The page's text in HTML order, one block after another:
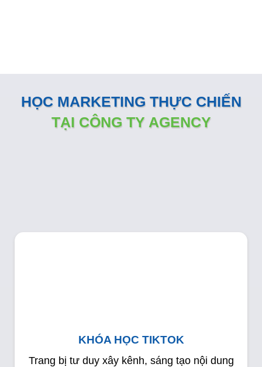
HỌC MARKETING THỰC CHIẾN
TẠI CÔNG TY AGENCY
KHÓA HỌC TIKTOK
Trang bị tư duy xây kênh, sáng tạo nội dung